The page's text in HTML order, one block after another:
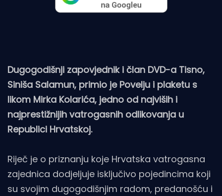
Dugogodišnji zapovjednik i član DVD-a Tisno,
Siniša Salamun, primio je Povelju i plaketu s
likom Mirka Kolarića, jedno od najviših i
najprestižnijih vatrogasnih odlikovanja u
Republici Hrvatskoj.
Riječ je o priznanju koje Hrvatska vatrogasna
zajednica dodjeljuje isključivo pojedincima koji
su svojim dugogodišnjim radom, predanošću i